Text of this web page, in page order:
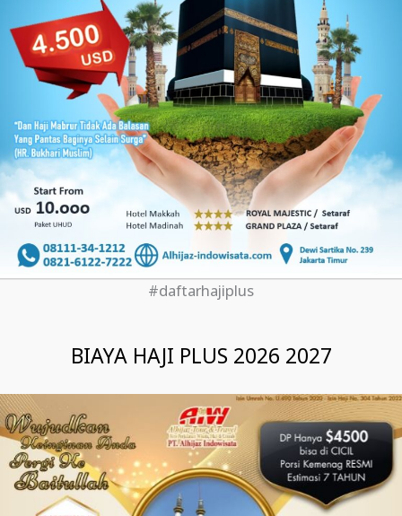
#daftarhajiplus
BIAYA HAJI PLUS 2026 2027